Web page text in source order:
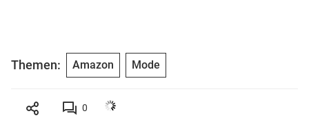
Themen: Amazon Mode
0